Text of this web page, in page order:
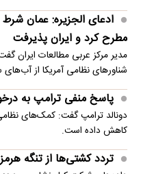
ادعای الجزیره: عمان شرط
مطرح کرد و ایران پذیرفت
مدیر مرکز عربی مطالعات ایران
شناورهای نظامی آمریکا از
پاسخ منفی ترامپ به
دونالد ترامپ گفت: کمک‌های نظامی
کاهش داده است.
تردد کشتی‌ها از تنگه